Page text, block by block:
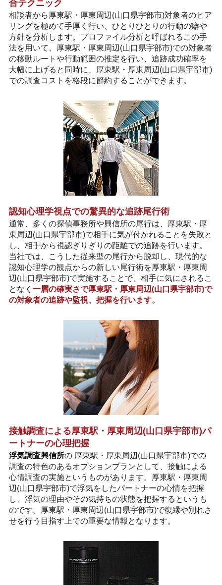
合テクニック
相談者から厚東駅・厚東周辺(山口県宇部市)対象者のヒア
リングを極めて手厚く行い、ひとりひとりの行動の癖や
方針を分析します。プロファイル分析と呼ばれるこの手
法を用いて、厚東駅・厚東周辺(山口県宇部市)での対象者
の移動ルートや行動範囲の推定を行い、追跡成功確率を
大幅に上げると同時に、厚東駅・厚東周辺(山口県宇部市)
での調査コストを格段に節約することができます。
認知心理学視点での驚異的な追跡尾行術
通常、多くの探偵事務所や興信所の尾行は、厚東駅・厚
東周辺(山口県宇部市)で相手に気が付かれることを失敗と
し、相手から視認ぎりぎりの距離での追跡を行います。
当社では、こうした従来型の尾行から脱却し、現代的な
認知心理学の観点からの新しい尾行術を厚東駅・厚東周
辺(山口県宇部市)で実施することで、相手に気にされるこ
となく 一層の確実さで厚東駅・厚東周辺(山口県宇部市)で
の対象者の追跡や監視、把握を行います。
接触調査による厚東駅・厚東周辺(山口県宇部市)パ
ートナーの心理把握
浮気調査興信所の 厚東駅・厚東周辺(山口県宇部市)での
調査の特色のあるオプションプランとして、接触による
心情調査の実施というものがあります。厚東駅・厚東周
辺(山口県宇部市)で浮気をしたパートナーの心情を把握
し、浮気の理由やその気持ちの状態を把握するというも
のです。厚東駅・厚東周辺(山口県宇部市)で復縁や別れさ
せを行う目指す上での重要な情報となります。